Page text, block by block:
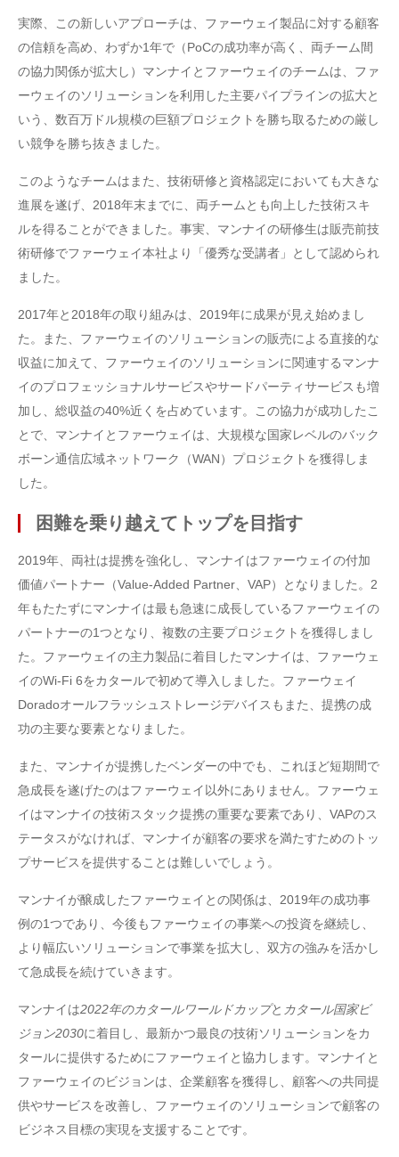
実際、この新しいアプローチは、ファーウェイ製品に対する顧客
の信頼を高め、わずか1年で（PoCの成功率が高く、両チーム間
の協力関係が拡大し）マンナイとファーウェイのチームは、ファ
ーウェイのソリューションを利用した主要パイプラインの拡大と
いう、数百万ドル規模の巨額プロジェクトを勝ち取るための厳し
い競争を勝ち抜きました。
このようなチームはまた、技術研修と資格認定においても大きな
進展を遂げ、2018年末までに、両チームとも向上した技術スキ
ルを得ることができました。事実、マンナイの研修生は販売前技
術研修でファーウェイ本社より「優秀な受講者」として認められ
ました。
2017年と2018年の取り組みは、2019年に成果が見え始めまし
た。また、ファーウェイのソリューションの販売による直接的な
収益に加えて、ファーウェイのソリューションに関連するマンナ
イのプロフェッショナルサービスやサードパーティサービスも増
加し、総収益の40%近くを占めています。この協力が成功したこ
とで、マンナイとファーウェイは、大規模な国家レベルのバック
ボーン通信広域ネットワーク（WAN）プロジェクトを獲得しま
した。
困難を乗り越えてトップを目指す
2019年、両社は提携を強化し、マンナイはファーウェイの付加
価値パートナー（Value-Added Partner、VAP）となりました。2
年もたたずにマンナイは最も急速に成長しているファーウェイの
パートナーの1つとなり、複数の主要プロジェクトを獲得しまし
た。ファーウェイの主力製品に着目したマンナイは、ファーウェ
イのWi-Fi 6をカタールで初めて導入しました。ファーウェイ
Doradoオールフラッシュストレージデバイスもまた、提携の成
功の主要な要素となりました。
また、マンナイが提携したベンダーの中でも、これほど短期間で
急成長を遂げたのはファーウェイ以外にありません。ファーウェ
イはマンナイの技術スタック提携の重要な要素であり、VAPのス
テータスがなければ、マンナイが顧客の要求を満たすためのトッ
プサービスを提供することは難しいでしょう。
マンナイが醸成したファーウェイとの関係は、2019年の成功事
例の1つであり、今後もファーウェイの事業への投資を継続し、
より幅広いソリューションで事業を拡大し、双方の強みを活かし
て急成長を続けていきます。
マンナイは2022年のカタールワールドカップと カタール国家ビ
ジョン2030に着目し、最新かつ最良の技術ソリューションをカ
タールに提供するためにファーウェイと協力します。マンナイと
ファーウェイのビジョンは、企業顧客を獲得し、顧客への共同提
供やサービスを改善し、ファーウェイのソリューションで顧客の
ビジネス目標の実現を支援することです。